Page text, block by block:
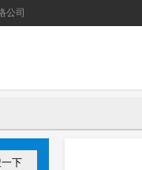
公司
下